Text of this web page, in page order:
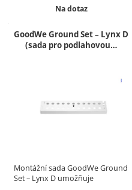
Dostupnost:
Na dotaz
GoodWe Ground Set – Lynx D
(sada pro podlahovou…
Montážní sada GoodWe Ground
Set – Lynx D umožňuje